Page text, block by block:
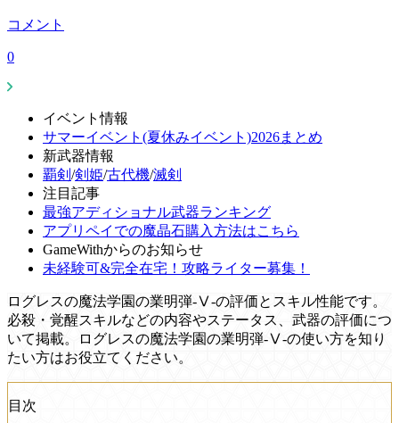
コメント
0
イベント情報
サマーイベント(夏休みイベント)2026まとめ
新武器情報
覇剣 /剣姫/古代機/滅剣
注目記事
最強アディショナル武器ランキング
アプリペイでの魔晶石購入方法はこちら
GameWithからのお知らせ
未経験可&完全在宅！攻略ライター募集！
ログレスの魔法学園の業明弾-Ⅴ-の評価とスキル性能です。
必殺・覚醒スキルなどの内容やステータス、武器の評価につ
いて掲載。ログレスの魔法学園の業明弾-Ⅴ-の使い方を知り
たい方はお役立てください。
目次